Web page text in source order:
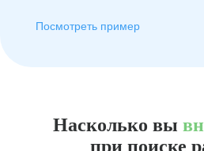
Посмотреть пример
Насколько вы
при поиске